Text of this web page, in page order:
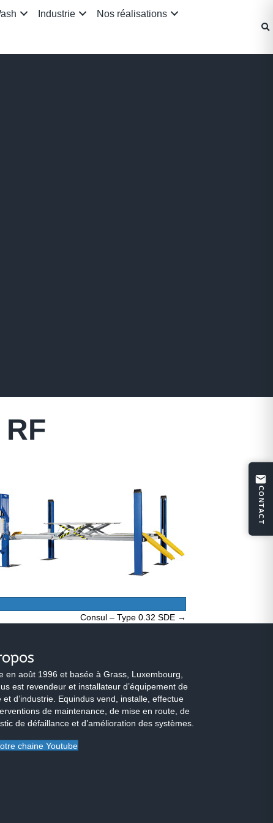
Industrie Nos réalisations
Consul – Type 0.32 SDE →
en août 1996 et basée à Grass, Luxembourg,
est revendeur et installateur d’équipement de
et d’industrie. Equindus vend, installe, effectue
de maintenance, de mise en route, de
de défaillance et d’amélioration des systèmes.
chaine Youtube
CONTACT